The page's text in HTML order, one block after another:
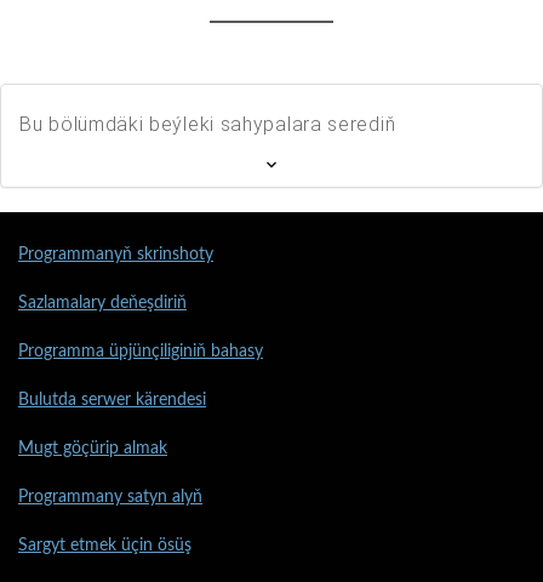
Bu bölümdäki beýleki sahypalara serediň
Programmanyň skrinshoty
Sazlamalary deňeşdiriň
Programma üpjünçiliginiň bahasy
Bulutda serwer kärendesi
Mugt göçürip almak
Programmany satyn alyň
Sargyt etmek üçin ösüş